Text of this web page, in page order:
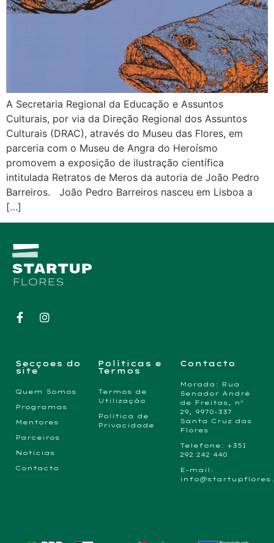
A Secretaria Regional da Educação e Assuntos
Culturais, por via da Direção Regional dos Assuntos
Culturais (DRAC), através do Museu das Flores, em
parceria com o Museu de Angra do Heroísmo
promovem a exposição de ilustração científica
intitulada Retratos de Meros da autoria de João Pedro
Barreiros. João Pedro Barreiros nasceu em Lisboa a
[…]
Secçoes do
site
Quem Somos
Programas
Mentores
Parceiros
Notícias
Contacto
Políticas e
Termos
Termos de
Utilização
Política de
Privacidade
Contacto
Morada: Rua
Senador André
de Freitas, nº
29, 9970-337
Santa Cruz das
Flores
Telefone: +351
292 242 440
E-mail: